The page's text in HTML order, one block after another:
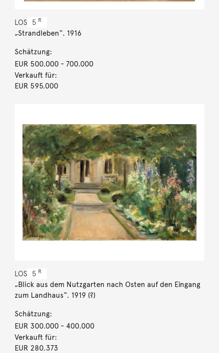
LOS 5 R
„Strandleben“. 1916
Schätzung:
EUR 500.000- 700.000
Verkauft für:
EUR 595.000
LOS 5 R
„Blick aus dem Nutzgarten nach Osten auf den Eingang
zum Landhaus“. 1919 (?)
Schätzung:
EUR 300.000- 400.000
Verkauft für:
EUR 280.373